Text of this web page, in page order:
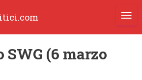
SWG (6 marzo